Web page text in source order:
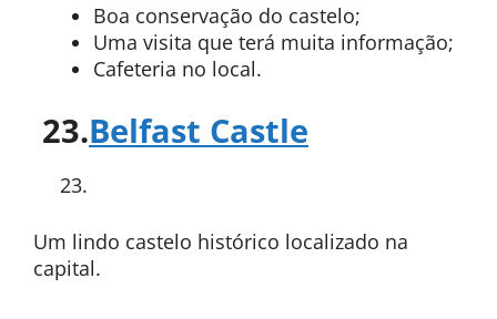
Boa conservação do castelo;
Uma visita que terá muita informação;
Cafeteria no local.
23.Belfast Castle
Um lindo castelo histórico localizado na
capital.